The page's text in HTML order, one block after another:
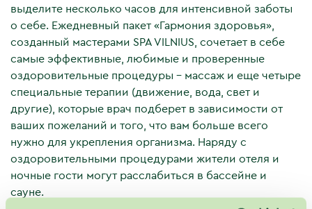
выделите несколько часов для интенсивной заботы
о себе. Ежедневный пакет «Гармония здоровья»,
созданный мастерами SPA VILNIUS, сочетает в себе
самые эффективные, любимые и проверенные
оздоровительные процедуры – массаж и еще четыре
специальные терапии (движение, вода, свет и
другие), которые врач подберет в зависимости от
ваших пожеланий и того, что вам больше всего
нужно для укрепления организма. Наряду с
оздоровительными процедурами жители отеля и
ночные гости могут расслабиться в бассейне и
сауне.